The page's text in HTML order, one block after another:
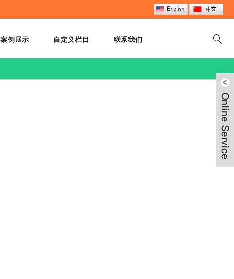
案例展示 自定义栏目 联系我们